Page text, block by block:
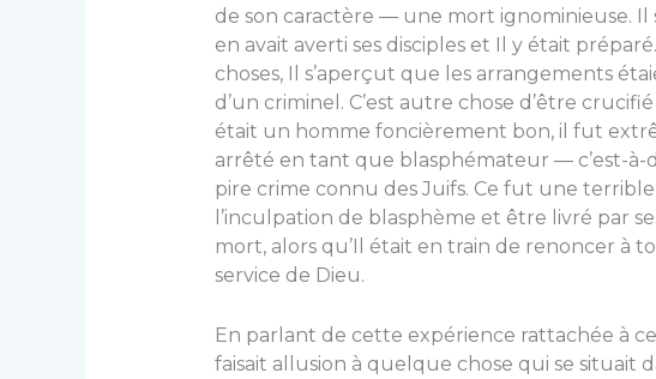
de son caractère ― une mort ignominieuse. Il
en avait averti ses disciples et Il y était
choses, Il s’aperçut que les arrangements
d’un criminel. C’est autre chose d’être
était un homme foncièrement bon, il fut
arrêté en tant que blasphémateur ― c’est-
pire crime connu des Juifs. Ce fut une
l’inculpation de blasphème et être livré par
mort, alors qu’Il était en train de renoncer à
service de Dieu.
En parlant de cette expérience rattachée à
faisait allusion à quelque chose qui se situait